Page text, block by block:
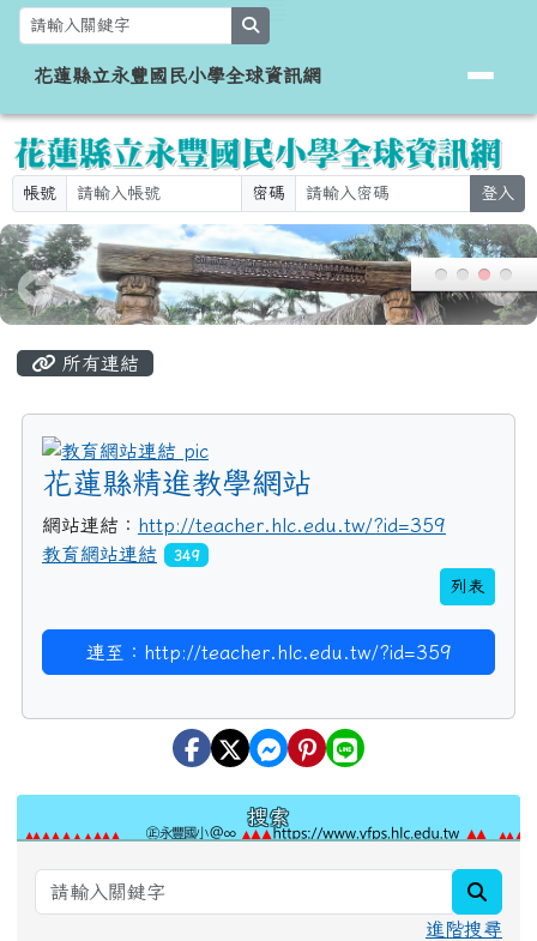
跳至主內容區
花蓮縣立永豐國民小學全球資訊網
花蓮縣立永豐國民小學全球資訊網
帳號 密碼 登入
所有連結
title:教育網站連結
花蓮縣精進教學網站
網站連結： http://teacher.hlc.edu.tw/?id=359
教育網站連結
349
列表
連至：http://teacher.hlc.edu.tw/?id=359
搜索
進階搜尋